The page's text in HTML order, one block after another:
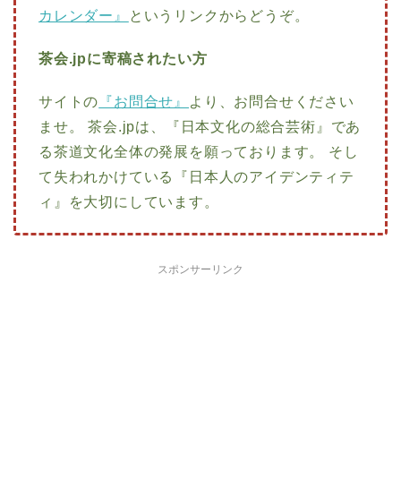
カレンダー』
というリンクからどうぞ。
茶会.jpに寄稿されたい方
サイトの 『お問合せ』
より、お問合せください
ませ。 茶会.jpは、『日本文化の総合芸術』であ
る茶道文化全体の発展を願っております。 そし
て失われかけている『日本人のアイデンティテ
ィ』を大切にしています。
スポンサーリンク